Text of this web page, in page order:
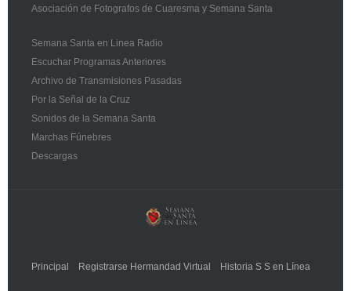
Asociación de Fotografos de Cuaresma y Semana Santa
Semana Santa en Linea Radio
Escuchar Programas Anteriores
Archivo de Transmisiones Pasadas
Por la Señal de la Cruz
Sonidos de la Semana Santa
Marchas Fúnebres
Descargas
Principal Registrarse Hermandad Virtual Historia S S en Línea